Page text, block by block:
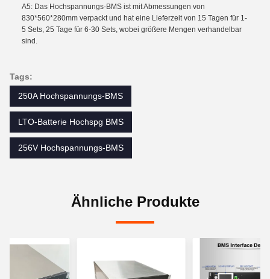
A5: Das Hochspannungs-BMS ist mit Abmessungen von
830*560*280mm verpackt und hat eine Lieferzeit von 15 Tagen für 1-
5 Sets, 25 Tage für 6-30 Sets, wobei größere Mengen verhandelbar
sind.
Tags:
250A Hochspannungs-BMS
LTO-Batterie Hochspg BMS
256V Hochspannungs-BMS
Ähnliche Produkte